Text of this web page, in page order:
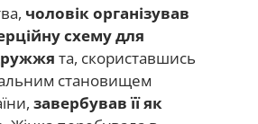
чоловік організував
схему для
та, скориставшись
становищем
завербував її як